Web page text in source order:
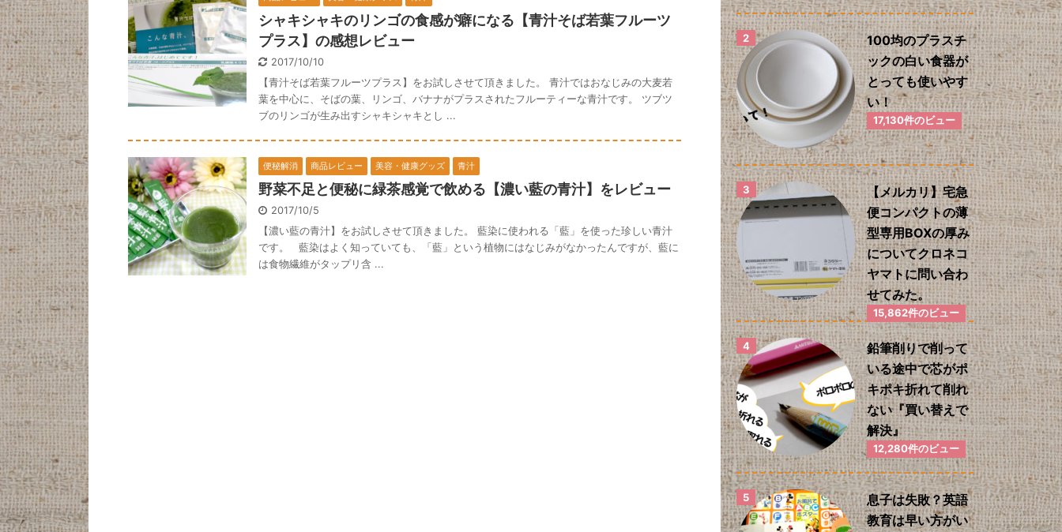
シャキシャキのリンゴの食感が癖になる【青汁そば若葉フルーツ
プラス】の感想レビュー
2017/10/10
【青汁そば若葉フルーツプラス】をお試しさせて頂きました。 青汁ではおなじみの大麦若
葉を中心に、そばの葉、リンゴ、バナナがプラスされたフルーティーな青汁です。 ツブツ
ブのリンゴが生み出すシャキシャキとし ...
便秘解消 商品レビュー 美容・健康グッズ 青汁
野菜不足と便秘に緑茶感覚で飲める【濃い藍の青汁】をレビュー
2017/10/5
【濃い藍の青汁】をお試しさせて頂きました。 藍染に使われる「藍」を使った珍しい青汁
です。 藍染はよく知っていても、「藍」という植物にはなじみがなかったんですが、藍に
は食物繊維がタップリ含 ...
100均のプラスチ
ックの白い食器が
とっても使いやす
い！
17,130件のビュー
【メルカリ】宅急
便コンパクトの薄
型専用BOXの厚み
についてクロネコ
ヤマトに問い合わ
せてみた。
15,862件のビュー
鉛筆削りで削って
いる途中で芯がポ
キポキ折れて削れ
ない『買い替えで
解決』
12,280件のビュー
息子は失敗？英語
教育は早い方がい